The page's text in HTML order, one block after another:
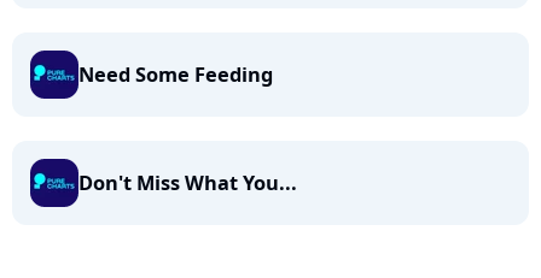
Need Some Feeding
Don't Miss What You...